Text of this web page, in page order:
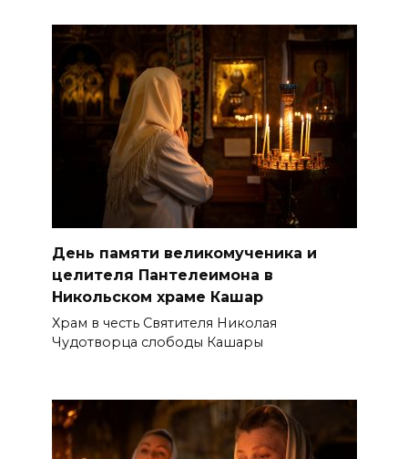
День памяти великомученика и
целителя Пантелеимона в
Никольском храме Кашар
Храм в честь Святителя Николая
Чудотворца слободы Кашары